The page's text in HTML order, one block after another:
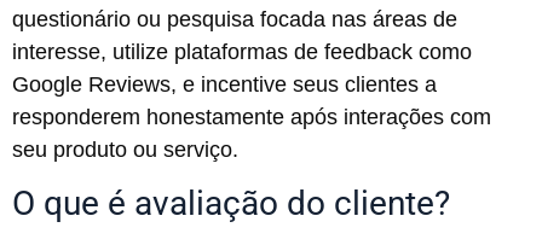
questionário ou pesquisa focada nas áreas de
interesse, utilize plataformas de feedback como
Google Reviews, e incentive seus clientes a
responderem honestamente após interações com
seu produto ou serviço.
O que é avaliação do cliente?